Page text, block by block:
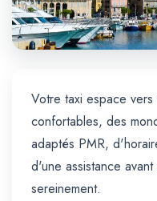
Votre taxi espace
confortables, des
adaptés PMR,
d'une assistance
sereinement.